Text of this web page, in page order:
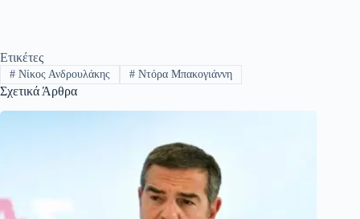
Ετικέτες
#Νίκος Ανδρουλάκης #Ντόρα Μπακογιάννη
Σχετικά Άρθρα